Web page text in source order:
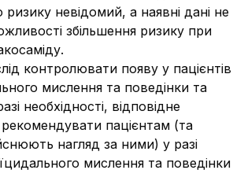
ризику невідомий, а наявні дані не
збільшення ризику при
контролювати появу у пацієнтів
мислення та поведінки та
необхідності, відповідне
рекомендувати пацієнтам (та
нагляд за ними) у разі
мислення та поведінки